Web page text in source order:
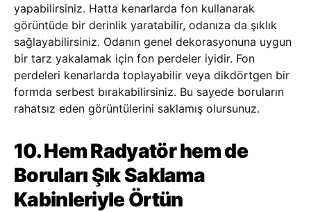
yapabilirsiniz. Hatta kenarlarda fon kullanarak
görüntüde bir derinlik yaratabilir, odanıza da şıklık
sağlayabilirsiniz. Odanın genel dekorasyonuna uygun
bir tarz yakalamak için fon perdeler iyidir. Fon
perdeleri kenarlarda toplayabilir veya dikdörtgen bir
formda serbest bırakabilirsiniz. Bu sayede boruların
rahatsız eden görüntülerini saklamış olursunuz.
10. Hem Radyatör hem de
Boruları Şık Saklama
Kabinleriyle Örtün